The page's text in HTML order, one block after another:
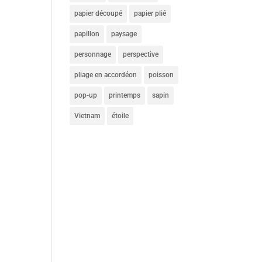
papier découpé papier plié
papillon paysage
personnage perspective
pliage en accordéon poisson
pop-up printemps sapin
Vietnam étoile